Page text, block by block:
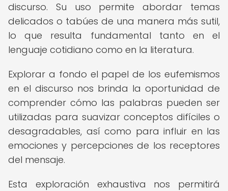
discurso. Su uso permite abordar temas
delicados o tabúes de una manera más sutil,
lo que resulta fundamental tanto en el
lenguaje cotidiano como en la literatura.
Explorar a fondo el papel de los eufemismos
en el discurso nos brinda la oportunidad de
comprender cómo las palabras pueden ser
utilizadas para suavizar conceptos difíciles o
desagradables, así como para influir en las
emociones y percepciones de los receptores
del mensaje.
Esta exploración exhaustiva nos permitirá